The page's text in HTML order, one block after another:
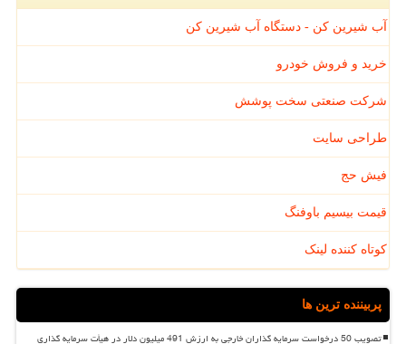
آب شیرین کن - دستگاه آب شیرین کن
خرید و فروش خودرو
شرکت صنعتی سخت پوشش
طراحی سایت
فیش حج
قیمت بیسیم باوفنگ
کوتاه کننده لینک
پربیننده ترین ها
تصویب 50 درخواست سرمایه گذاران خارجی به ارزش 491 میلیون دلار در هیأت سرمایه گذاری